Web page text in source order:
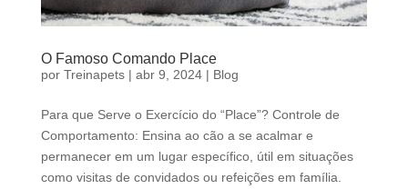
O Famoso Comando Place
por Treinapets| abr 9, 2024| Blog
Para que Serve o Exercício do “Place”? Controle de
Comportamento: Ensina ao cão a se acalmar e
permanecer em um lugar específico, útil em situações
como visitas de convidados ou refeições em família.